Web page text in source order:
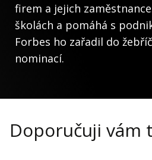
firem a jejich
školách a pomáhá s
Forbes ho zařadil do
nominací.
Doporučuji vám